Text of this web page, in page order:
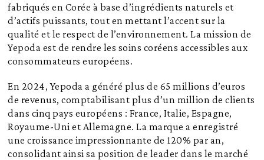
fabriqués en Corée à base d’ingrédients naturels et
d’actifs puissants, tout en mettant l’accent sur la
qualité et le respect de l’environnement. La mission de
Yepoda est de rendre les soins coréens accessibles aux
consommateurs européens.
En 2024, Yepoda a généré plus de 65 millions d’euros
de revenus, comptabilisant plus d’un million de clients
dans cinq pays européens : France, Italie, Espagne,
Royaume-Uni et Allemagne. La marque a enregistré
une croissance impressionnante de 120% par an,
consolidant ainsi sa position de leader dans le marché